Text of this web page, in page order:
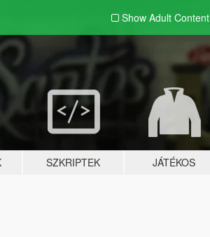
Show Adult Content
SZKRIPTEK JÁTÉKOS